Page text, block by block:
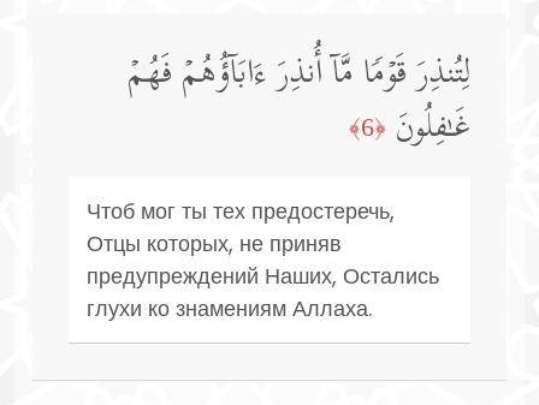
لِتُنذِرَ قَوۡمࣰا مَّاۤ أُنذِرَ ءَابَاۤؤُهُمۡ فَهُمۡ
غَـٰفِلُونَ ﴿6﴾
Чтоб мог ты тех предостеречь,
Отцы которых, не приняв
предупреждений Наших, Остались
глухи ко знамениям Аллаха.